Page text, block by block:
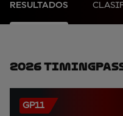
RESULTADOS
2026
GP11